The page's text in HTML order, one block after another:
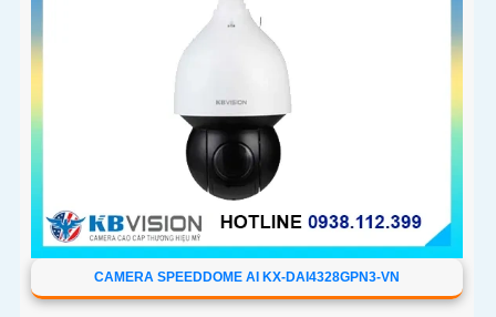
CAMERA SPEEDDOME AI KX-DAI4328GPN3-VN